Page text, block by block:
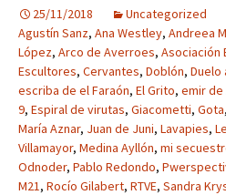
25/11/2018 Uncategorized
Agustín Sanz, Ana Westley, Andreea
López, Arco de Averroes, Asociación
Escultores, Cervantes, Doblón, Duelo
escriba de el Faraón, El Grito, emir de
9, Espiral de virutas, Giacometti, Gota,
María Aznar, Juan de Juni, Lavapies,
Villamayor, Medina Ayllón, mi
Odnoder, Pablo Redondo,
M21, Rocío Gilabert, RTVE, Sandra